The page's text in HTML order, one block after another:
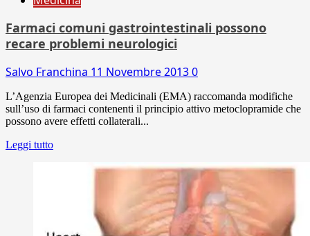
Farmaci comuni gastrointestinali possono
recare problemi neurologici
Salvo Franchina 11 Novembre 20130
L’Agenzia Europea dei Medicinali (EMA) raccomanda modifiche
sull’uso di farmaci contenenti il principio attivo metoclopramide che
possono avere effetti collaterali...
Leggi tutto